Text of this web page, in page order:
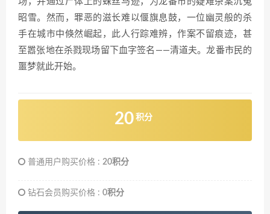
昭雪。然而，罪恶的滋长难以偃旗息鼓，一位幽灵般的杀
手在城市中倏然崛起，此人行踪难辨，作案不留痕迹，甚
至嚣张地在杀戮现场留下血字签名——清道夫。龙番市民的
噩梦就此开始。
20 积分
普通用户购买价格 : 20积分
钻石会员购买价格 : 0积分